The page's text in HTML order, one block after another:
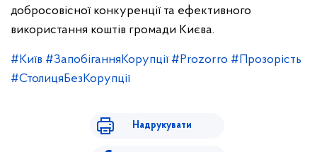
добросовісної конкуренції та ефективного
використання коштів громади Києва.
#Київ #ЗапобіганняКорупції #Prozorro #Прозорість
#СтолицяБезКорупції
Надрукувати